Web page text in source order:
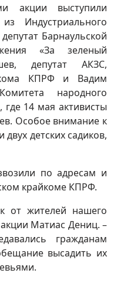
акции выступили
Индустриального
Барнаульской
«За зеленый
депутат АКЗС,
КПРФ и Вадим
народного
14 мая активисты
Особое внимание к
детских садиков,
по адресам и
крайкоме КПРФ.
от жителей нашего
Матиас Дениц. –
гражданам
высадить их